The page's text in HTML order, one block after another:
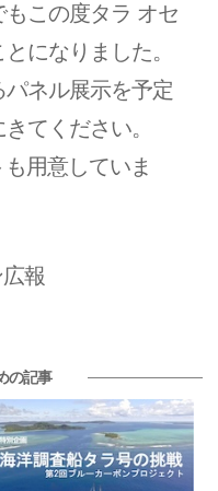
もこの度タラ オセ
になりました。
ネル展示を予定
てください。
用意していま
報
の記事